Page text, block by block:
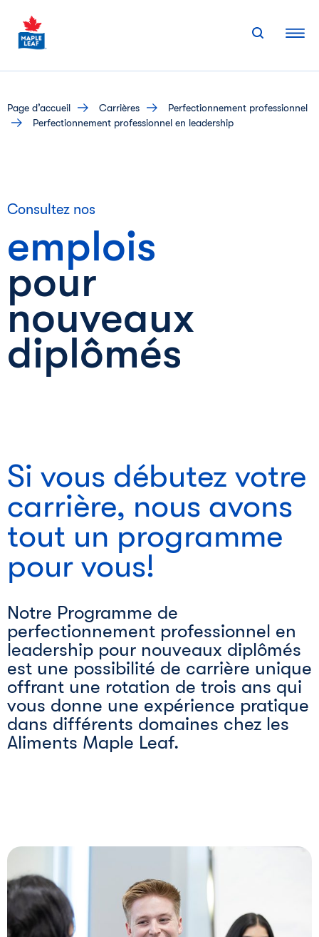
content
page d’accueil carrières
perfectionnement professionnel
Perfectionnement professionnel en leadership
Consultez nos
emplois
pour
nouveaux
diplômés
Si vous débutez votre
carrière, nous avons
tout un programme
pour vous!
Notre Programme de
perfectionnement professionnel en
leadership pour nouveaux diplômés
est une possibilité de carrière unique
offrant une rotation de trois ans qui
vous donne une expérience pratique
dans différents domaines chez les
Aliments Maple Leaf.